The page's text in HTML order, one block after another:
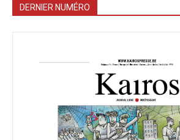
DERNIER NUMÉRO